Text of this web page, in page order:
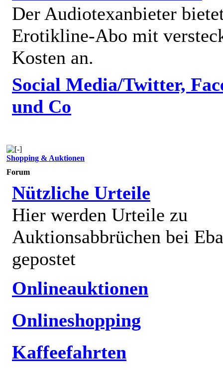
Der Audiotexanbieter
Erotikline-Abo mit
Kosten an.
Social Media/Twitter,
und Co
Shopping & Auktionen
Forum
Nützliche Urteile
Hier werden Urteile zu
Auktionsabbrüchen bei
gepostet
Onlineauktionen
Onlineshopping
Kaffeefahrten